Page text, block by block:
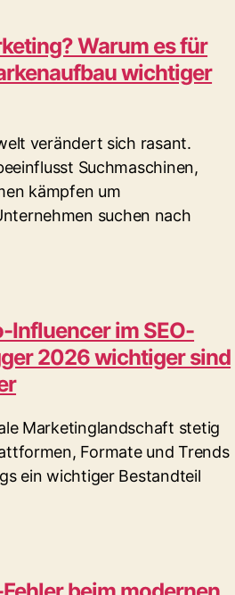
Warum es für
wichtiger
verändert sich rasant.
Suchmaschinen,
kämpfen um
suchen nach
Influencer im SEO-
2026 wichtiger sind
Marketinglandschaft stetig
Formate und Trends
ein wichtiger Bestandteil